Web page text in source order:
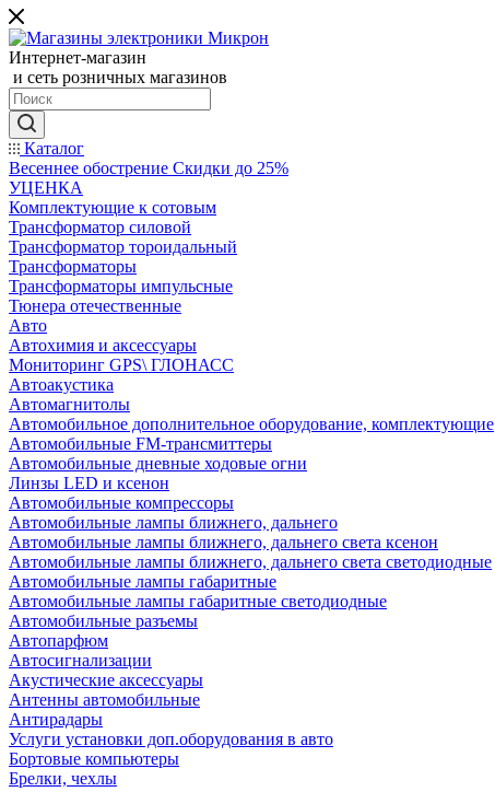
Интернет-магазин
и сеть розничных магазинов
Каталог
Весеннее обострение Скидки до 25%
УЦЕНКА
Комплектующие к сотовым
Трансформатор силовой
Трансформатор тороидальный
Трансформаторы
Трансформаторы импульсные
Тюнера отечественные
Авто
Автохимия и аксессуары
Мониторинг GPS\ ГЛОНАСС
Автоакустика
Автомагнитолы
Автомобильное дополнительное оборудование, комплектующие
Автомобильные FM-трансмиттеры
Автомобильные дневные ходовые огни
Линзы LED и ксенон
Автомобильные компрессоры
Автомобильные лампы ближнего, дальнего
Автомобильные лампы ближнего, дальнего света ксенон
Автомобильные лампы ближнего, дальнего света светодиодные
Автомобильные лампы габаритные
Автомобильные лампы габаритные светодиодные
Автомобильные разъемы
Автопарфюм
Автосигнализации
Акустические аксессуары
Антенны автомобильные
Антирадары
Услуги установки доп.оборудования в авто
Бортовые компьютеры
Брелки, чехлы